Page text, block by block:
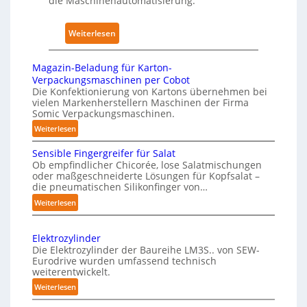
Ia
u
s
i
k
u
g
e
n
v
n
P
h
y
a
Weiterlesen:
K
n
s
t
l
c
h
e
I
t
l
Magazin-Beladung für Karton-
Verpackungsmaschinen per Cobot
Die Konfektionierung von Kartons übernehmen bei
vielen Markenherstellern Maschinen der Firma
Somic Verpackungsmaschinen.
Weiterlesen:
M
a
g
a
z
i
n
-
B
e
l
a
d
Sensible Fingergreifer für Salat
Ob empfindlicher Chicorée, lose Salatmischungen
oder maßgeschneiderte Lösungen für Kopfsalat –
die pneumatischen Silikonfinger von…
Weiterlesen:
S
n
s
i
b
l
Elektrozylinder
Die Elektrozylinder der Baureihe LM3S.. von SEW-
Eurodrive wurden umfassend technisch
weiterentwickelt.
Weiterlesen:
E